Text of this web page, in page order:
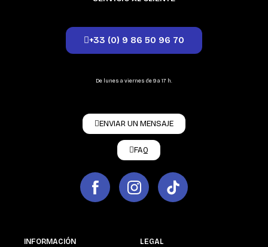
+33 (0) 9 86 50 96 70
De lunes a viernes de 9 a 17 h.
ENVIAR UN MENSAJE
FAQ
INFORMACIÓN LEGAL